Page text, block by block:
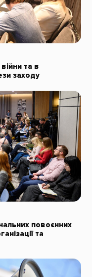
та в
заходу
повоєнних
та